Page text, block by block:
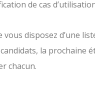
de cas
vous disposez d’une
la prochaine
chacun.